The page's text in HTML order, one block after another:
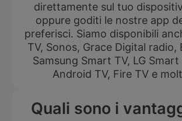
direttamente sul tuo
oppure goditi le nostre app
preferisci. Siamo disponibili
TV, Sonos, Grace Digital radio,
Samsung Smart TV, LG Smart
Android TV, Fire TV e
Quali sono i